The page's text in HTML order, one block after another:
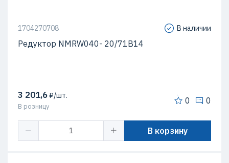
1704270708 В наличии
Редуктор NMRW040- 20/71B14
3 201,6₽/шт.
В розницу
0 0
В корзину